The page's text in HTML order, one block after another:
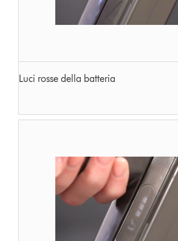
Luci rosse della batteria